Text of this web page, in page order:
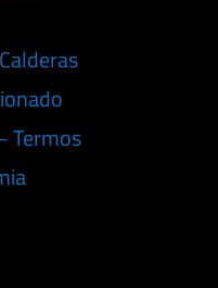
Termos